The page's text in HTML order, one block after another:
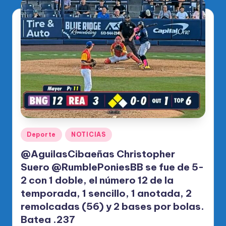
Publicado
en
Deporte NOTICIAS
@AguilasCibaeñas Christopher
Suero @RumblePoniesBB se fue de 5-
2 con 1 doble, el número 12 de la
temporada, 1 sencillo, 1 anotada, 2
remolcadas (56) y 2 bases por bolas.
Batea .237